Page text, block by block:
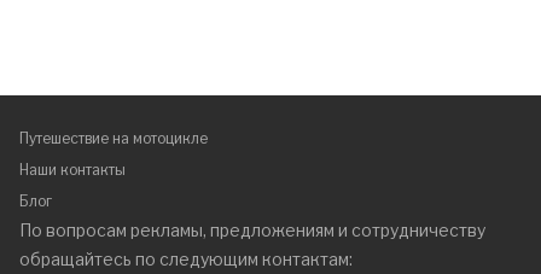
Путешествие на мотоцикле
Наши контакты
Блог
По вопросам рекламы, предложениям и сотрудничеству
обращайтесь по следующим контактам: